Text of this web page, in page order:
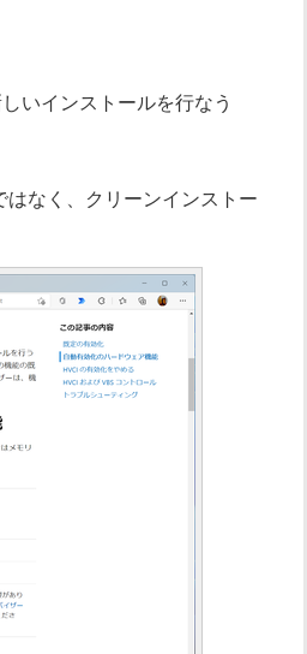
いインストールを行なう
なく、クリーンインストー